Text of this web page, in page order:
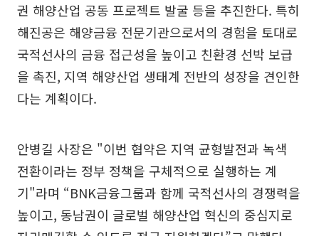
권 해양산업 공동 프로젝트 발굴 등을 추진한다. 특히
해진공은 해양금융 전문기관으로서의 경험을 토대로
국적선사의 금융 접근성을 높이고 친환경 선박 보급
을 촉진, 지역 해양산업 생태계 전반의 성장을 견인한
다는 계획이다.
안병길 사장은 "이번 협약은 지역 균형발전과 녹색
전환이라는 정부 정책을 구체적으로 실행하는 계
기"라며 “BNK금융그룹과 함께 국적선사의 경쟁력을
높이고, 동남권이 글로벌 해양산업 혁신의 중심지로